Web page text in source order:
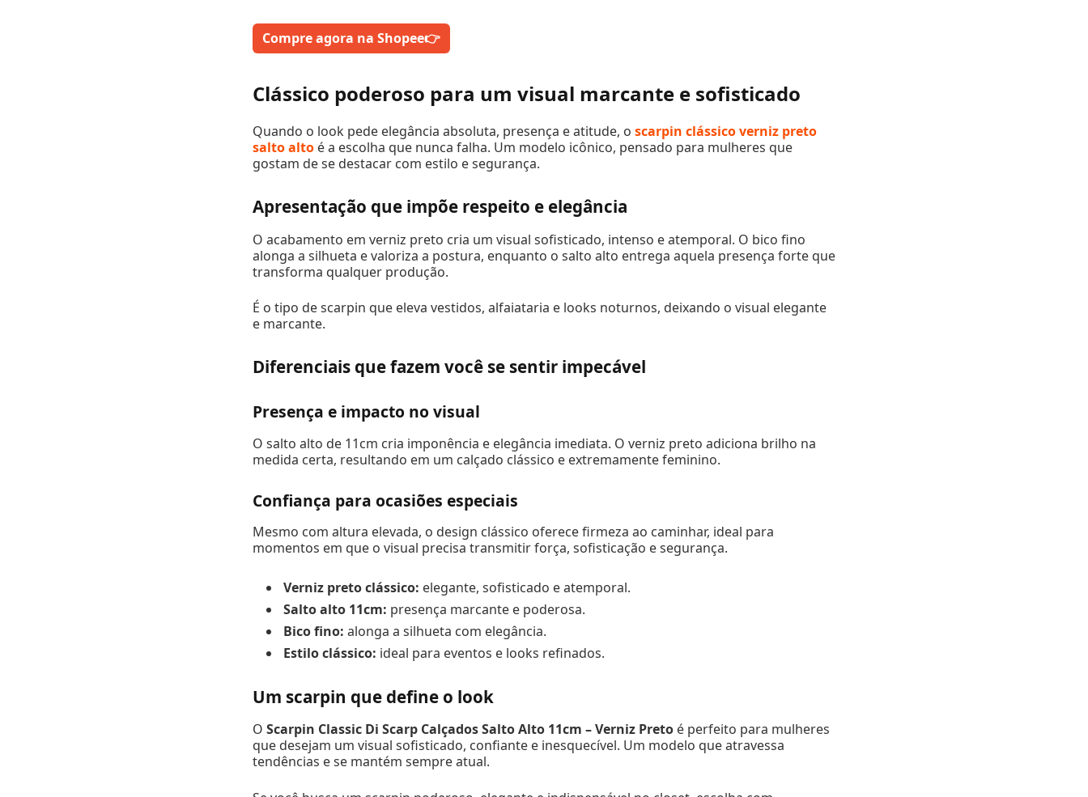
Compre agora na Shopee👉
Clássico poderoso para um visual marcante e sofisticado
Quando o look pede elegância absoluta, presença e atitude, o scarpin clássico verniz preto
salto alto é a escolha que nunca falha. Um modelo icônico, pensado para mulheres que
gostam de se destacar com estilo e segurança.
Apresentação que impõe respeito e elegância
O acabamento em verniz preto cria um visual sofisticado, intenso e atemporal. O bico fino
alonga a silhueta e valoriza a postura, enquanto o salto alto entrega aquela presença forte que
transforma qualquer produção.
É o tipo de scarpin que eleva vestidos, alfaiataria e looks noturnos, deixando o visual elegante
e marcante.
Diferenciais que fazem você se sentir impecável
Presença e impacto no visual
O salto alto de 11cm cria imponência e elegância imediata. O verniz preto adiciona brilho na
medida certa, resultando em um calçado clássico e extremamente feminino.
Confiança para ocasiões especiais
Mesmo com altura elevada, o design clássico oferece firmeza ao caminhar, ideal para
momentos em que o visual precisa transmitir força, sofisticação e segurança.
Verniz preto clássico: elegante, sofisticado e atemporal.
Salto alto 11cm: presença marcante e poderosa.
Bico fino: alonga a silhueta com elegância.
Estilo clássico: ideal para eventos e looks refinados.
Um scarpin que define o look
O Scarpin Classic Di Scarp Calçados Salto Alto 11cm – Verniz Preto é perfeito para mulheres
que desejam um visual sofisticado, confiante e inesquecível. Um modelo que atravessa
tendências e se mantém sempre atual.